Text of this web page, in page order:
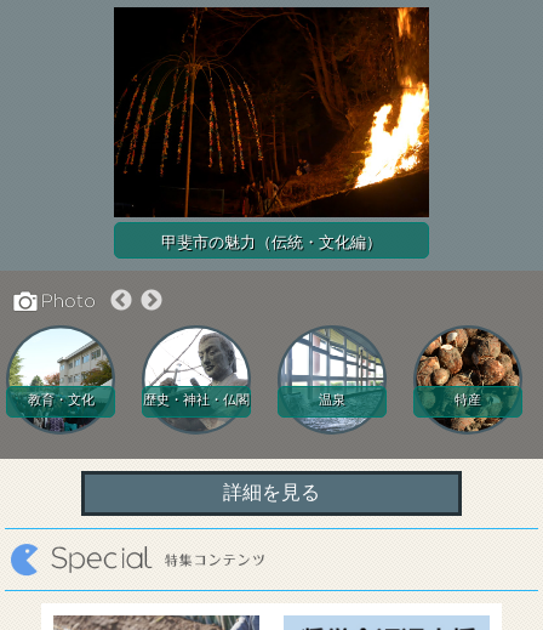
甲斐市の魅力（伝統・文化編）
教育・文化 歴史・神社・仏閣 温泉 特産
詳細を見る